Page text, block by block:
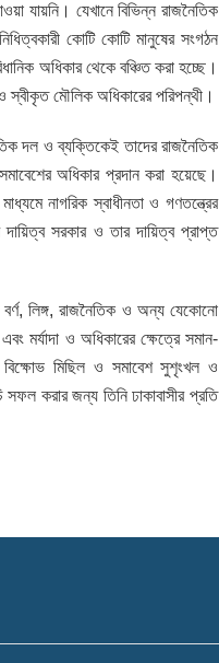
যায়নি। যেখানে বিভিন্ন রাজনৈতিক
কোটি কোটি মানুষের সংগঠন
অধিকার থেকে বঞ্চিত করা হচ্ছে।
স্বীকৃত মৌলিক অধিকারের পরিপন্থী।
দল ও ব্যক্তিকেই তাদের রাজনৈতিক
অধিকার প্রদান করা হয়েছে।
নাগরিক স্বাধীনতা ও গণতন্ত্রের
দায়িত্ব সরকার ও তার দায়িত্ব প্রাপ্ত
বর্ণ, লিঙ্গ, রাজনৈতিক ও অন্য যেকোনো
মর্যাদা ও অধিকারের ক্ষেত্রে সমান-
বিক্ষোভ মিছিল ও সমাবেশ সুশৃংখল ও
করার জন্য তিনি ঢাকাবাসীর প্রতি